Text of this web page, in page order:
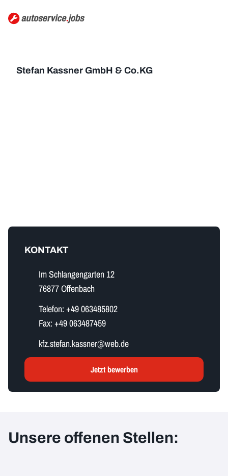
Stefan Kassner GmbH & Co.KG
KONTAKT
Im Schlangengarten 12
76877 Offenbach
Telefon: +49 063485802
Fax: +49 063487459
k​f​z​.​s​t​e​f​a​n​.​k​a​s​s​n​e​r​@web.de
Jetzt bewerben
Unsere offenen Stellen: